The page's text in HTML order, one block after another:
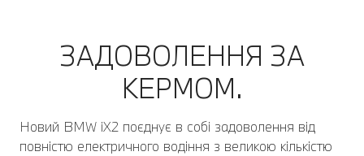
ЗАДОВОЛЕННЯ ЗА
КЕРМОМ.
Новий BMW iX2 поєднує в собі задоволення від
повністю електричного водіння з великою кількістю